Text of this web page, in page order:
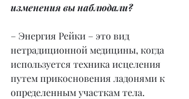
изменения вы наблюдали?
– Энергия Рейки – это вид
нетрадиционной медицины, когда
используется техника исцеления
путем прикосновения ладонями к
определенным участкам тела.